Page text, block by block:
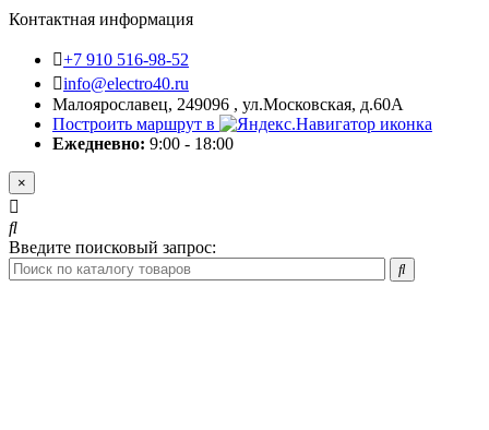
Контактная информация
+7 910 516-98-52
info@electro40.ru
Малоярославец, 249096 , ул.Московская, д.60А
Построить маршрут в
Ежедневно: 9:00 - 18:00
×
Введите поисковый запрос: